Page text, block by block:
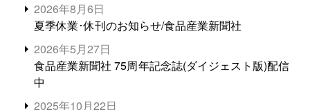
2026年8月6日
夏季休業･休刊のお知らせ/食品産業新聞社
2026年5月27日
食品産業新聞社 75周年記念誌(ダイジェスト版)配信
中
2025年10月22日